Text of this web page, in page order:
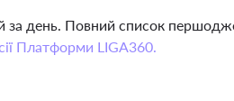
за день. Повний список
Платформи LIGA360.